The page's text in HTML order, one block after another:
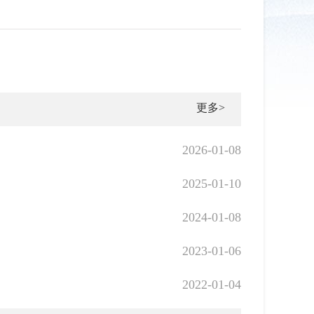
更多>
2026-01-08
2025-01-10
2024-01-08
2023-01-06
2022-01-04